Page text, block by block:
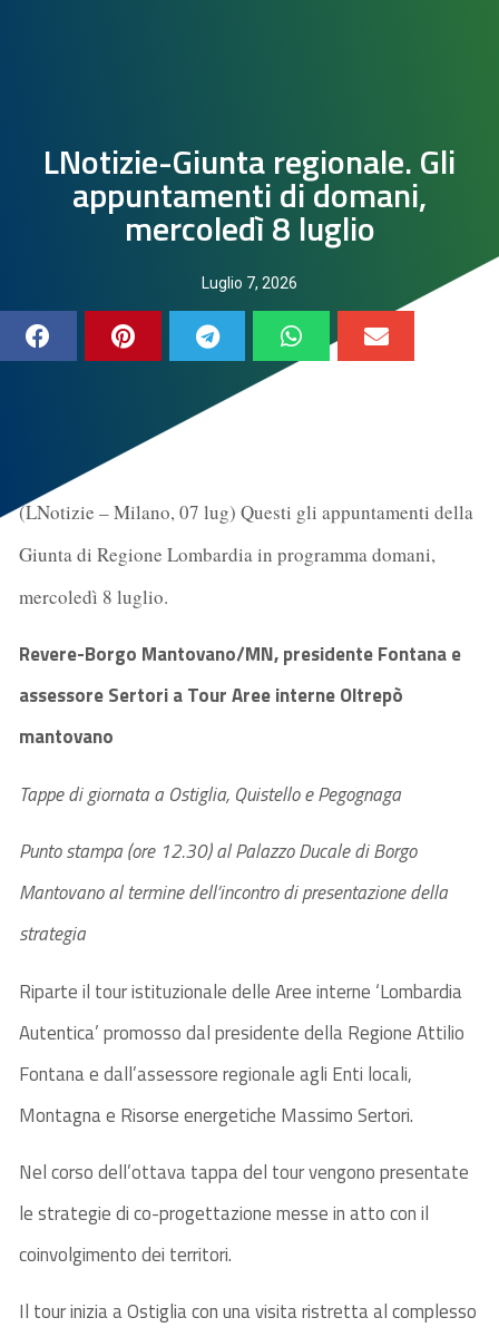
LNotizie-Giunta regionale. Gli
appuntamenti di domani,
mercoledì 8 luglio
Luglio 7, 2026
(LNotizie – Milano, 07 lug) Questi gli appuntamenti della
Giunta di Regione Lombardia in programma domani,
mercoledì 8 luglio.
Revere-Borgo Mantovano/MN, presidente Fontana e
assessore Sertori a Tour Aree interne Oltrepò
mantovano
Tappe di giornata a Ostiglia, Quistello e Pegognaga
Punto stampa (ore 12.30) al Palazzo Ducale di Borgo
Mantovano al termine dell’incontro di presentazione della
strategia
Riparte il tour istituzionale delle Aree interne ‘Lombardia
Autentica’ promosso dal presidente della Regione Attilio
Fontana e dall’assessore regionale agli Enti locali,
Montagna e Risorse energetiche Massimo Sertori.
Nel corso dell’ottava tappa del tour vengono presentate
le strategie di co-progettazione messe in atto con il
coinvolgimento dei territori.
Il tour inizia a Ostiglia con una visita ristretta al complesso